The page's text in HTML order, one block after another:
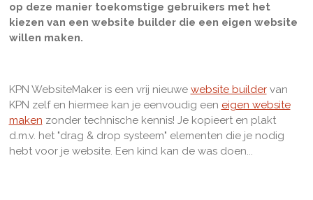
op deze manier toekomstige gebruikers met het
kiezen van een website builder die een eigen website
willen maken.
KPN WebsiteMaker is een vrij nieuwe website buildervan
KPN zelf en hiermee kan je eenvoudig een eigen website
maken zonder technische kennis! Je kopieert en plakt
d.m.v. het "drag & drop systeem" elementen die je nodig
hebt voor je website. Een kind kan de was doen...